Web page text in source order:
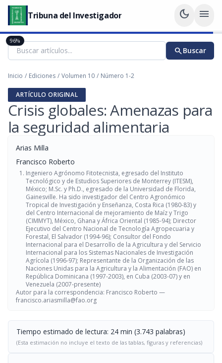
Tribuna del Investigador dark_mode menu
searchBuscar
Inicio / Ediciones / Volumen 10 / Número 1-2
ARTÍCULO ORIGINAL
Crisis globales: Amenazas para
la seguridad alimentaria
Arias Milla
Francisco Roberto
Ingeniero Agrónomo Fitotecnista, egresado del Instituto
Tecnológico y de Estudios Superiores de Monterrey (ITESM),
México; M.Sc. y Ph.D., egresado de la Universidad de Florida,
Gainesville. Ha sido investigador del Centro Agronómico
Tropical de Investigación y Enseñanza, Costa Rica (1980-83) y
del Centro Internacional de mejoramiento de Maíz y Trigo
(CIMMYT), México, Ghana y África Oriental (1985-94); Director
Ejecutivo del Centro Nacional de Tecnología Agropecuaria y
Forestal, El Salvador (1994-96); Consultor del Fondo
Internacional para el Desarrollo de la Agricultura y del Servicio
Internacional para los Sistemas Nacionales de Investigación
Agrícola (1996-97); Representante de la Organización de las
Naciones Unidas para la Agricultura y la Alimentación (FAO) en
República Dominicana (1997-2003), en Cuba (2003-07) y en
Venezuela (2007-presente)
Autor para la correspondencia: Francisco Roberto —
francisco.ariasmilla@fao.org
Tiempo estimado de lectura: 24 min (3.743 palabras)
(Esta estimación no incluye el texto de las tablas, figuras y referencias)
96%